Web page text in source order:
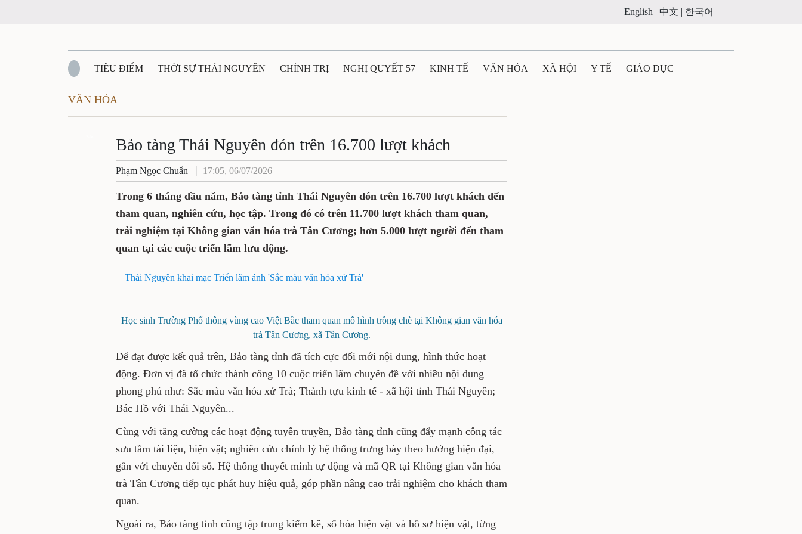
English | 中文 | 한국어
TIÊU ĐIỂM THỜI SỰ THÁI NGUYÊN CHÍNH TRỊ NGHỊ QUYẾT 57 KINH TẾ VĂN HÓA XÃ HỘI Y TẾ GIÁO DỤC
QUỐC PHÒNG - AN NINH
QUÊ HƯƠNG - ĐẤT NƯỚC QUỐC TẾ TÀI NGUYÊN - MÔI TRƯỜNG THỂ THAO
VĂN BẢN, CHÍNH SÁCH MỚI VĂN NGHỆ THÁI NGUYÊN
VĂN HÓA
Bảo tàng Thái Nguyên đón trên 16.700 lượt khách
Phạm Ngọc Chuẩn 17:05, 06/07/2026
Trong 6 tháng đầu năm, Bảo tàng tỉnh Thái Nguyên đón trên 16.700 lượt khách đến
tham quan, nghiên cứu, học tập. Trong đó có trên 11.700 lượt khách tham quan,
trải nghiệm tại Không gian văn hóa trà Tân Cương; hơn 5.000 lượt người đến tham
quan tại các cuộc triển lãm lưu động.
Thái Nguyên khai mạc Triển lãm ảnh 'Sắc màu văn hóa xứ Trà'
Học sinh Trường Phổ thông vùng cao Việt Bắc tham quan mô hình trồng chè tại Không gian văn hóa
trà Tân Cương, xã Tân Cương.
Để đạt được kết quả trên, Bảo tàng tỉnh đã tích cực đổi mới nội dung, hình thức hoạt
động. Đơn vị đã tổ chức thành công 10 cuộc triển lãm chuyên đề với nhiều nội dung
phong phú như: Sắc màu văn hóa xứ Trà; Thành tựu kinh tế - xã hội tỉnh Thái Nguyên;
Bác Hồ với Thái Nguyên...
Cùng với tăng cường các hoạt động tuyên truyền, Bảo tàng tỉnh cũng đẩy mạnh công tác
sưu tầm tài liệu, hiện vật; nghiên cứu chỉnh lý hệ thống trưng bày theo hướng hiện đại,
gắn với chuyển đổi số. Hệ thống thuyết minh tự động và mã QR tại Không gian văn hóa
trà Tân Cương tiếp tục phát huy hiệu quả, góp phần nâng cao trải nghiệm cho khách tham
quan.
Ngoài ra, Bảo tàng tỉnh cũng tập trung kiểm kê, số hóa hiện vật và hồ sơ hiện vật, từng